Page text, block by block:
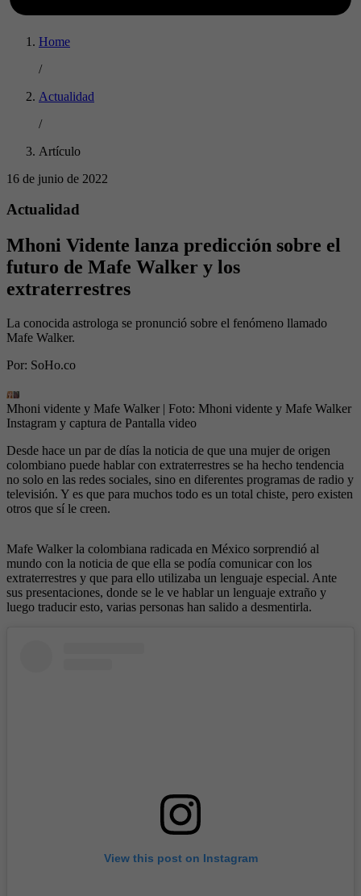
Home
/
Actualidad
/
Artículo
16 de junio de 2022
Actualidad
Mhoni Vidente lanza predicción sobre el
futuro de Mafe Walker y los
extraterrestres
La conocida astrologa se pronunció sobre el fenómeno llamado
Mafe Walker.
Por: SoHo.co
Mhoni vidente y Mafe Walker | Foto: Mhoni vidente y Mafe Walker
Instagram y captura de Pantalla video
Desde hace un par de días la noticia de que una mujer de origen
colombiano puede hablar con extraterrestres se ha hecho tendencia
no solo en las redes sociales, sino en diferentes programas de radio y
televisión. Y es que para muchos todo es un total chiste, pero existen
otros que sí le creen.
Mafe Walker la colombiana radicada en México sorprendió al
mundo con la noticia de que ella se podía comunicar con los
extraterrestres y que para ello utilizaba un lenguaje especial. Ante
sus presentaciones, donde se le ve hablar un lenguaje extraño y
luego traducir esto, varias personas han salido a desmentirla.
View this post on Instagram